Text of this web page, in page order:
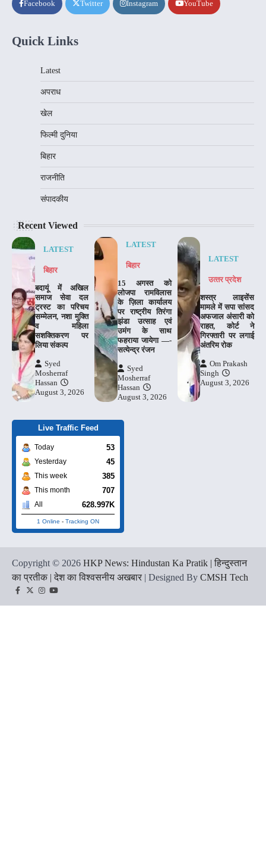
Facebook Twitter Instagram YouTube
Quick Links
Latest
अपराध
खेल
फिल्मी दुनिया
बिहार
राजनीति
संपादकीय
Recent Viewed
LATEST
बिहार
बदायूं में अखिल
समाज सेवा दल
ट्रस्ट का परिचय
सम्मेलन, नशा मुक्ति
व महिला
सशक्तिकरण पर
लिया संकल्प
Syed
Mosherraf
Hassan
August 3, 2026
LATEST
बिहार
15 अगस्त को
लोजपा रामविलास
के ज़िला कार्यालय
पर राष्ट्रीय तिरंगा
झंडा उत्साह एवं
उमंग के साथ
फहराया जायेगा —-
सत्येन्द्र रंजन
Syed
Mosherraf
Hassan
August 3, 2026
LATEST
उत्‍तर प्रदेश
शस्त्र लाइसेंस
मामले में सपा सांसद
अफजाल अंसारी को
राहत, कोर्ट ने
गिरफ्तारी पर लगाई
अंतरिम रोक
Om Prakash
Singh
August 3, 2026
Live Traffic Feed
Today 53
Yesterday 45
This week 385
This month 707
All 628.997K
1 Online - Tracking ON
Copyright © 2026 HKP News: Hindustan Ka Pratik | हिन्दुस्तान
का प्रतीक | देश का विश्वसनीय अखबार | Designed By CMSH Tech
Facebook
TwitterInstagram
YouTube